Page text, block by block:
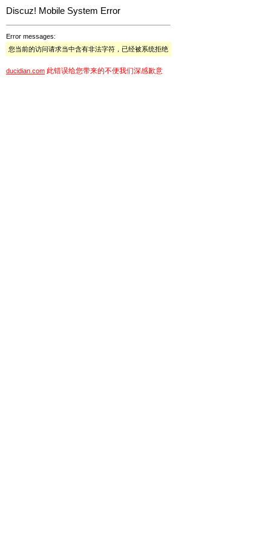
Discuz! Mobile System Error
Error messages:
您当前的访问请求当中含有非法字符，已经被系统拒绝
ducidian.com 此错误给您带来的不便我们深感歉意